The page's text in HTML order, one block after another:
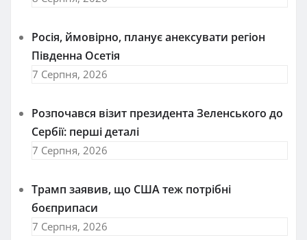
Росія, ймовірно, планує анексувати регіон
Південна Осетія
7 Серпня, 2026
Розпочався візит президента Зеленського до
Сербії: перші деталі
7 Серпня, 2026
Трамп заявив, що США теж потрібні
боєприпаси
7 Серпня, 2026